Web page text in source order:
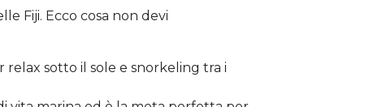
Fiji. Ecco cosa non devi
sotto il sole e snorkeling tra i